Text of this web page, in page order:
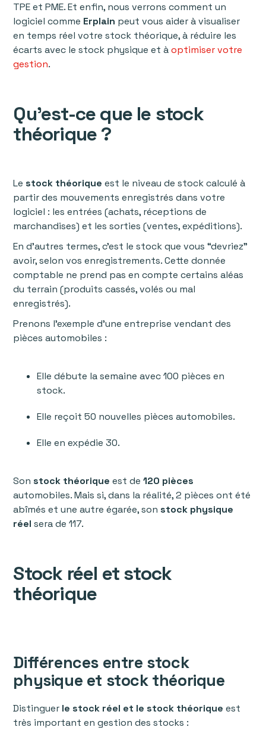
TPE et PME. Et enfin, nous verrons comment un
logiciel comme Erplain peut vous aider à visualiser
en temps réel votre stock théorique, à réduire les
écarts avec le stock physique et àoptimiser votre
gestion.
Qu’est-ce que le stock
théorique ?
Lestock théorique est le niveau de stock calculé à
partir des mouvements enregistrés dans votre
logiciel : les entrées (achats, réceptions de
marchandises) et les sorties (ventes, expéditions).
En d’autres termes, c’est le stock que vous “devriez”
avoir, selon vos enregistrements. Cette donnée
comptable ne prend pas en compte certains aléas
du terrain (produits cassés, volés ou mal
enregistrés).
Prenons l’exemple d’une entreprise vendant des
pièces automobiles :
Elle débute la semaine avec 100 pièces en
stock.
Elle reçoit 50 nouvelles pièces automobiles.
Elle en expédie 30.
Sonstock théorique est de120 pièces
automobiles. Mais si, dans la réalité, 2 pièces ont été
abîmés et une autre égarée, sonstock physique
réel sera de 117.
Stock réel et stock
théorique
Différences entre stock
physique et stock théorique
Distinguer le stock réel et le stock théorique est
très important en gestion des stocks :